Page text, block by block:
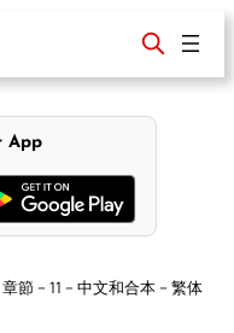
App
節 – 11 – 中文和合本 – 繁体